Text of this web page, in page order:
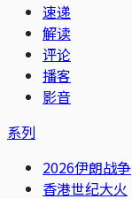
速递
解读
评论
播客
影音
系列
2026伊朗战争
香港世纪大火